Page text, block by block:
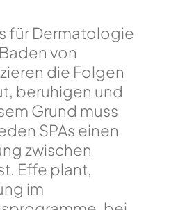
für Dermatologie
von
die Folgen
beruhigen und
Grund muss
SPAs einen
zwischen
Effe plant,
im